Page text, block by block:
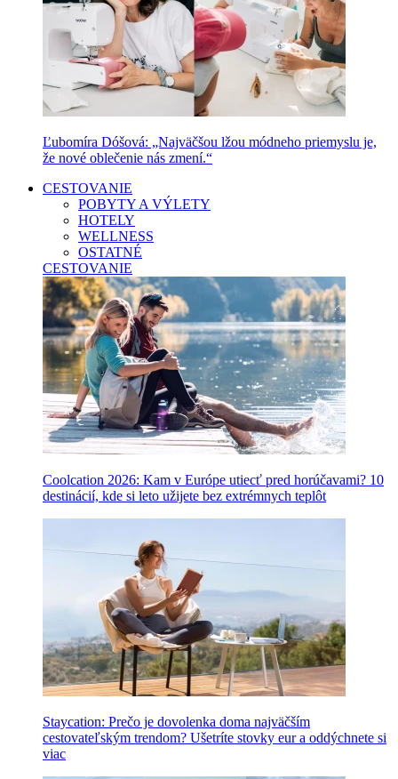
Ľubomíra Dóšová: „Najväčšou lžou módneho priemyslu je,
že nové oblečenie nás zmení.“
CESTOVANIE
POBYTY A VÝLETY
HOTELY
WELLNESS
OSTATNÉ
CESTOVANIE
Coolcation 2026: Kam v Európe utiecť pred horúčavami? 10
destinácií, kde si leto užijete bez extrémnych teplôt
Staycation: Prečo je dovolenka doma najväčším
cestovateľským trendom? Ušetríte stovky eur a oddýchnete si
viac